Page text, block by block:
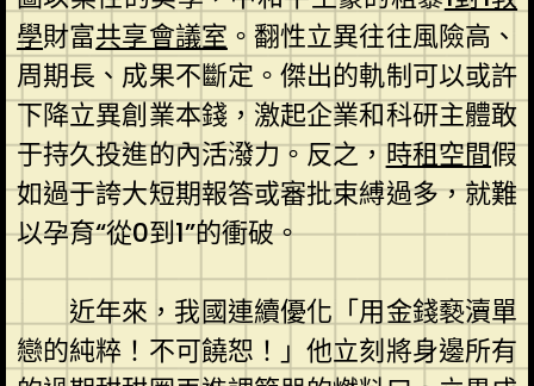
學財富共享會議室 。翻性立異往往風險高、
周期長、成果不斷定。傑出的軌制可以或許
下降立異創業本錢，激起企業和科研主體敢
于持久投進的內活潑力。反之，時租空間假
如過于誇大短期報答或審批束縛過多，就難
以孕育“從0到1”的衝破。
近年來，我國連續優化「用金錢褻瀆單
戀的純粹！不可饒恕！」他立刻將身邊所有